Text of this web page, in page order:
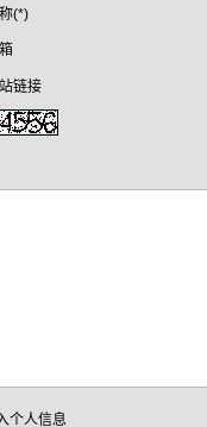
(*)
链接
个人信息